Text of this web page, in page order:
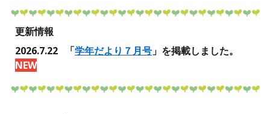
更新情報
2026.7.22 「学年だより ７ 月号 」を掲載しました。
NEW